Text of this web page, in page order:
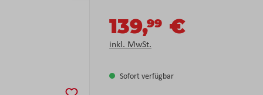
139,99 €
inkl. MwSt.
Sofort verfügbar